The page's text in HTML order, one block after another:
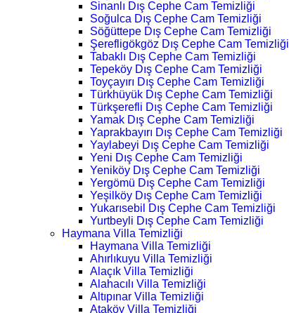
Sinanlı Dış Cephe Cam Temizliği
Soğulca Dış Cephe Cam Temizliği
Söğüttepe Dış Cephe Cam Temizliği
Şerefligökgöz Dış Cephe Cam Temizliği
Tabaklı Dış Cephe Cam Temizliği
Tepeköy Dış Cephe Cam Temizliği
Toyçayırı Dış Cephe Cam Temizliği
Türkhüyük Dış Cephe Cam Temizliği
Türkşerefli Dış Cephe Cam Temizliği
Yamak Dış Cephe Cam Temizliği
Yaprakbayırı Dış Cephe Cam Temizliği
Yaylabeyi Dış Cephe Cam Temizliği
Yeni Dış Cephe Cam Temizliği
Yeniköy Dış Cephe Cam Temizliği
Yergömü Dış Cephe Cam Temizliği
Yeşilköy Dış Cephe Cam Temizliği
Yukarısebil Dış Cephe Cam Temizliği
Yurtbeyli Dış Cephe Cam Temizliği
Haymana Villa Temizliği
Haymana Villa Temizliği
Ahırlıkuyu Villa Temizliği
Alaçık Villa Temizliği
Alahacılı Villa Temizliği
Altıpınar Villa Temizliği
Ataköy Villa Temizliği